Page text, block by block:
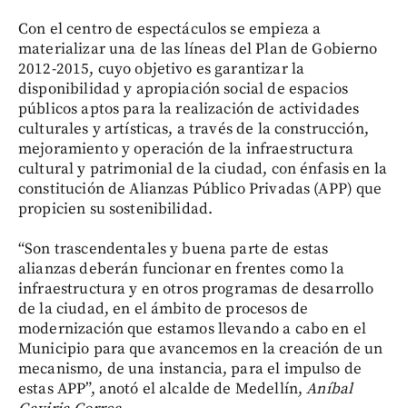
Con el centro de espectáculos se empieza a
materializar una de las líneas del Plan de Gobierno
2012-2015, cuyo objetivo es garantizar la
disponibilidad y apropiación social de espacios
públicos aptos para la realización de actividades
culturales y artísticas, a través de la construcción,
mejoramiento y operación de la infraestructura
cultural y patrimonial de la ciudad, con énfasis en la
constitución de Alianzas Público Privadas (APP) que
propicien su sostenibilidad.
“Son trascendentales y buena parte de estas
alianzas deberán funcionar en frentes como la
infraestructura y en otros programas de desarrollo
de la ciudad, en el ámbito de procesos de
modernización que estamos llevando a cabo en el
Municipio para que avancemos en la creación de un
mecanismo, de una instancia, para el impulso de
estas APP”, anotó el alcalde de Medellín,Aníbal